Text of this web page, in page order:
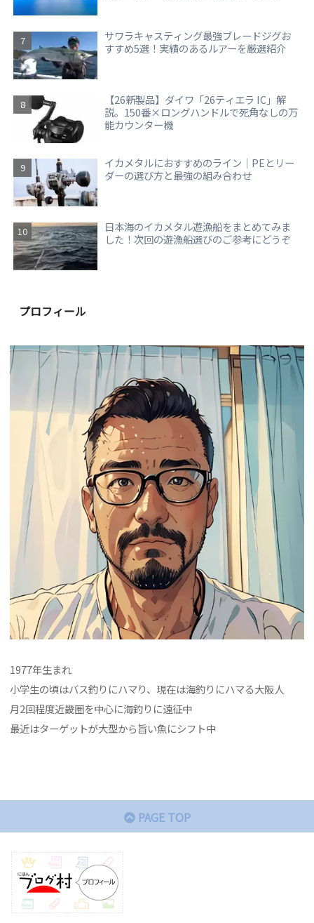
サワラキャスティング最強ブレードジグお
すすめ5選！実績のあるルアーを厳選紹介
【26新製品】ダイワ「26ティエラ IC」解
説。150番×ロングハンドルで死角なしの万
能カウンター機
イカメタルにおすすめのライン｜PEとリー
ダーの選び方と最強の組み合わせ
日本海のイカメタル遊漁船をまとめてみま
した！次回の遊漁船選びのご参考にどうぞ
プロフィール
1977年生まれ
小学生の頃はバス釣りにハマり、現在は海釣りにハマる大阪人
月2回程度近畿圏を中心に海釣りに遠征中
最近はターゲットが大型から旨い魚にシフト中
PAGE TOP